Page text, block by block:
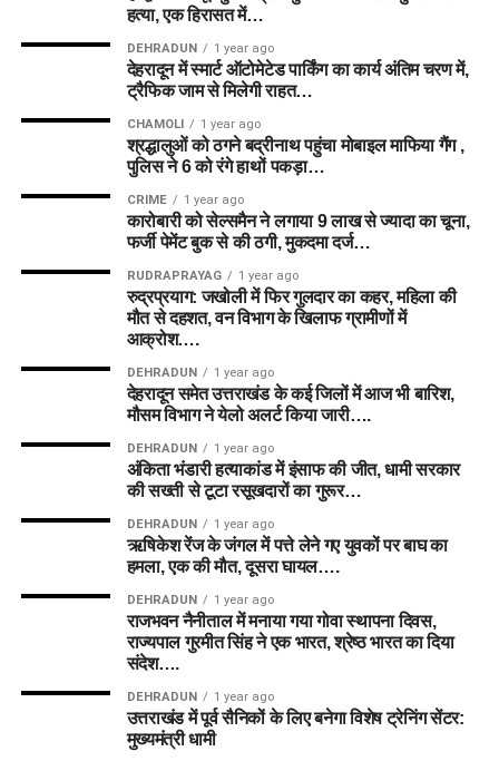
हत्या, एक हिरासत में…
DEHRADUN 1 year ago
देहरादून में स्मार्ट ऑटोमेटेड पार्किंग का कार्य अंतिम चरण में,
ट्रैफिक जाम से मिलेगी राहत…
CHAMOLI 1 year ago
श्रद्धालुओं को ठगने बद्रीनाथ पहुंचा मोबाइल माफिया गैंग ,
पुलिस ने 6 को रंगे हाथों पकड़ा…
CRIME 1 year ago
कारोबारी को सेल्समैन ने लगाया 9 लाख से ज्यादा का चूना,
फर्जी पेमेंट बुक से की ठगी, मुकदमा दर्ज…
RUDRAPRAYAG 1 year ago
रुद्रप्रयाग: जखोली में फिर गुलदार का कहर, महिला की
मौत से दहशत, वन विभाग के खिलाफ ग्रामीणों में
आक्रोश….
DEHRADUN 1 year ago
देहरादून समेत उत्तराखंड के कई जिलों में आज भी बारिश,
मौसम विभाग ने येलो अलर्ट किया जारी….
DEHRADUN 1 year ago
अंकिता भंडारी हत्याकांड में इंसाफ की जीत, धामी सरकार
की सख्ती से टूटा रसूखदारों का गुरूर…
DEHRADUN 1 year ago
ऋषिकेश रेंज के जंगल में पत्ते लेने गए युवकों पर बाघ का
हमला, एक की मौत, दूसरा घायल….
DEHRADUN 1 year ago
राजभवन नैनीताल में मनाया गया गोवा स्थापना दिवस,
राज्यपाल गुरमीत सिंह ने एक भारत, श्रेष्ठ भारत का दिया
संदेश….
DEHRADUN 1 year ago
उत्तराखंड में पूर्व सैनिकों के लिए बनेगा विशेष ट्रेनिंग सेंटर:
मुख्यमंत्री धामी